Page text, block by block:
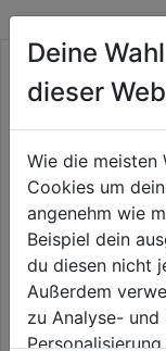
Ratschenring-
32mm
Deine
dieser
Wie die meisten
Cookies um
angenehm wie
Beispiel dein
du diesen nicht
Außerdem
zu Analyse-